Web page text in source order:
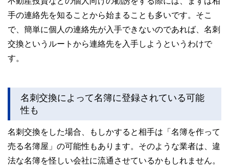
手の連絡先を知ることから始まることも多いです。そこ
で、簡単に個人の連絡先が入手できないのであれば、名刺
交換というルートから連絡先を入手しようというわけで
す。
名刺交換によって名簿に登録されている可能
性も
名刺交換をした場合、もしかすると相手は「名簿を作って
売る名簿屋」の可能性もあります。そのような業者は、違
法な名簿を怪しい会社に流通させているかもしれません。